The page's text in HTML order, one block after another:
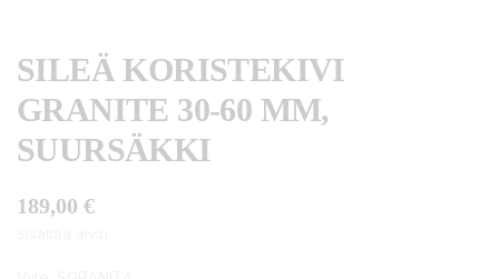
SILEÄ KORISTEKIVI
GRANITE 30-60 MM,
SUURSÄKKI
189,00 €